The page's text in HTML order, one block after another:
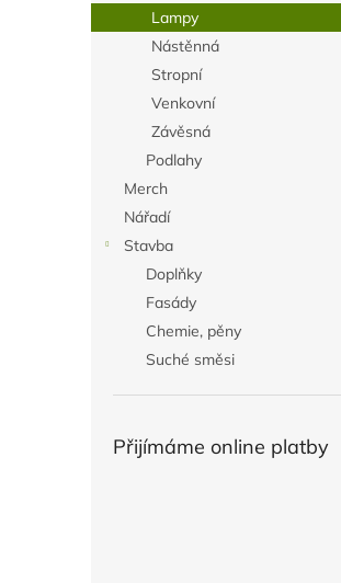
e
Lampy
Nástěnná
Stropní
Venkovní
Závěsná
Podlahy
Merch
Nářadí
Stavba
Doplňky
Fasády
Chemie, pěny
Suché směsi
Přijímáme online platby